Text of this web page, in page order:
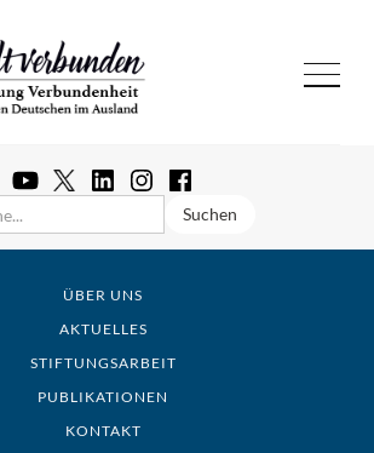
ÜBER UNS
AKTUELLES
STIFTUNGSARBEIT
PUBLIKATIONEN
KONTAKT